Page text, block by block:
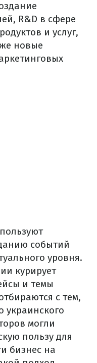
R&D в сфере
и услуг,
новые
событий
уровня.
курирует
и темы
с тем,
украинского
могли
пользу для
бизнес на